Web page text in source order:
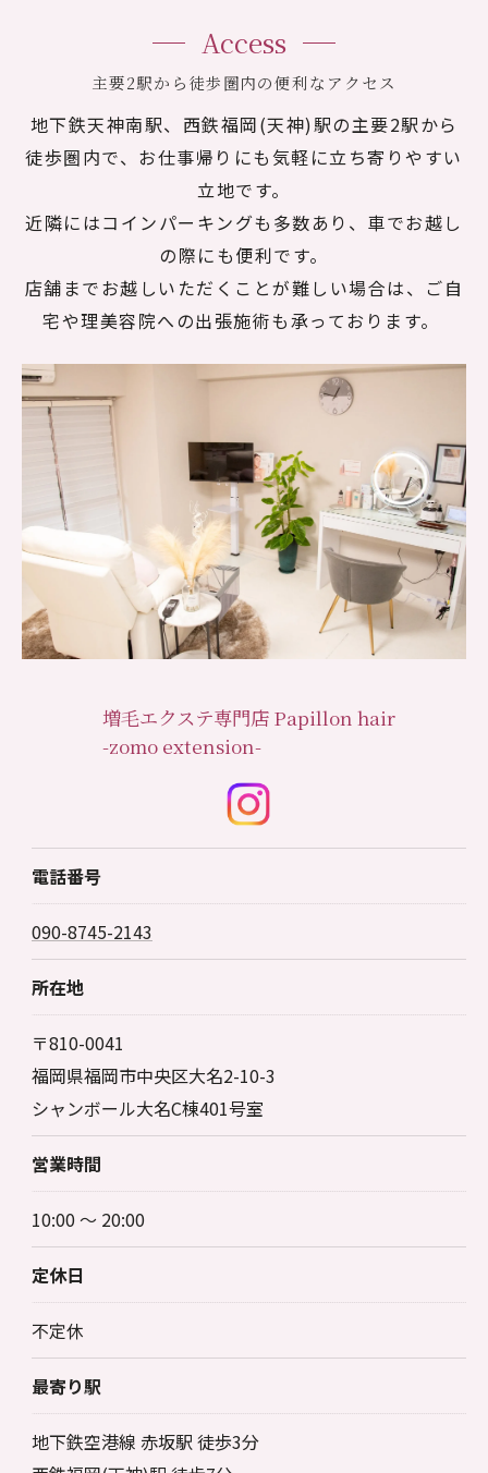
主要2駅から徒歩圏内の便利なアクセス
Access
地下鉄天神南駅、西鉄福岡(天神)駅の主要2駅から
徒歩圏内で、お仕事帰りにも気軽に立ち寄りやすい
立地です。
近隣にはコインパーキングも多数あり、車でお越し
の際にも便利です。
店舗までお越しいただくことが難しい場合は、ご自
宅や理美容院への出張施術も承っております。
増毛エクステ専門店 Papillon hair
-zomo extension-
電話番号
090-8745-2143
所在地
〒810-0041
福岡県福岡市中央区大名2-10-3
シャンボール大名C棟401号室
営業時間
10:00 ～ 20:00
定休日
不定休
最寄り駅
地下鉄空港線 赤坂駅 徒歩3分